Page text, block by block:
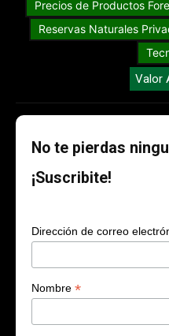
Precios de Productos
Reservas Naturales
Valor
No te pierdas
¡Suscribite!
Dirección de correo
Nombre *